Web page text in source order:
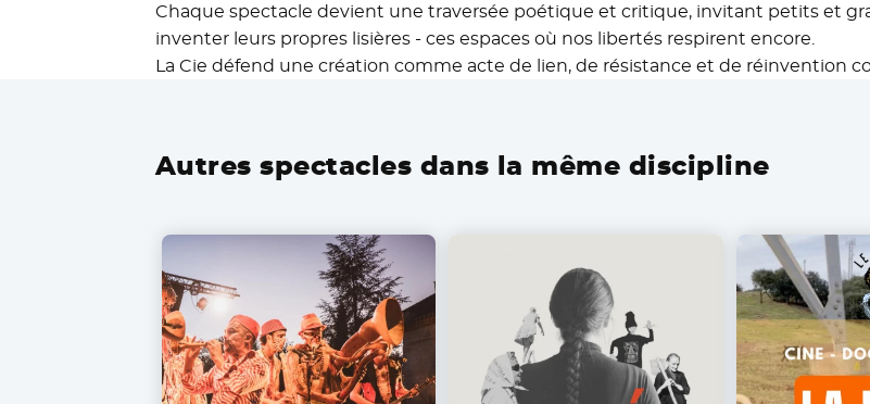
Chaque spectacle devient une traversée poétique et critique, invitant petits et
inventer leurs propres lisières - ces espaces où nos libertés respirent encore.
La Cie défend une création comme acte de lien, de résistance et de réinvention
Autres spectacles dans la même discipline